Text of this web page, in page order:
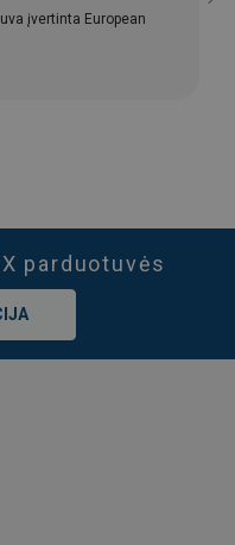
įvertinta European
parduotuvės